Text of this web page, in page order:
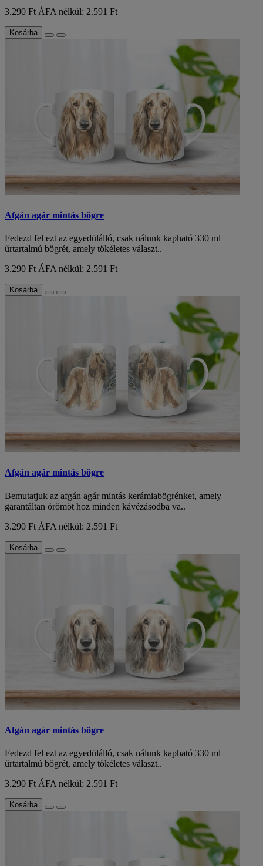
3.290 Ft ÁFA nélkül: 2.591 Ft
Kosárba
Afgán agár mintás bögre
Fedezd fel ezt az egyedülálló, csak nálunk kapható 330 ml
űrtartalmú bögrét, amely tökéletes választ..
3.290 Ft ÁFA nélkül: 2.591 Ft
Kosárba
Afgán agár mintás bögre
Bemutatjuk az afgán agár mintás kerámiabögrénket, amely
garantáltan örömöt hoz minden kávézásodba va..
3.290 Ft ÁFA nélkül: 2.591 Ft
Kosárba
Afgán agár mintás bögre
Fedezd fel ezt az egyedülálló, csak nálunk kapható 330 ml
űrtartalmú bögrét, amely tökéletes választ..
3.290 Ft ÁFA nélkül: 2.591 Ft
Kosárba